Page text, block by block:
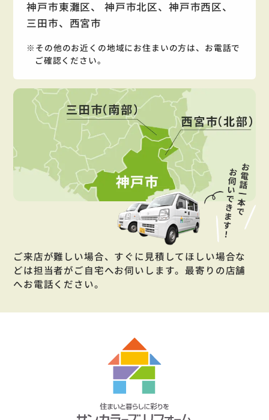
神戸市東灘区、 神戸市北区、神戸市西区、
三田市、西宮市
その他のお近くの地域にお住まいの方は、お電話で
ご確認ください。
ご来店が難しい場合、すぐに見積してほしい場合な
どは担当者がご自宅へお伺いします。最寄りの店舗
へお電話ください。